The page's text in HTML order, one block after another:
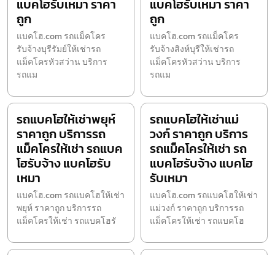
แบคโฮรับเหมา ราคา
ถูก
แบคโฮ.com รถแม็คโคร
รับจ้างบุรีรัมย์ให้เช่ารถ
แม็คโครหัวสว่าน บริการ
รถแม
แบคโฮรับเหมา ราคา
ถูก
แบคโฮ.com รถแม็คโคร
รับจ้างสิงห์บุรีให้เช่ารถ
แม็คโครหัวสว่าน บริการ
รถแม
รถแบคโฮให้เช่าพยุห์
ราคาถูก บริการรถ
แม็คโครให้เช่า รถแบค
โฮรับจ้าง แบคโฮรับ
เหมา
แบคโฮ.com รถแบคโฮให้เช่า
พยุห์ ราคาถูก บริการรถ
แม็คโครให้เช่า รถแบคโฮรั
รถแบคโฮให้เช่าแม่
วงก์ ราคาถูก บริการ
รถแม็คโครให้เช่า รถ
แบคโฮรับจ้าง แบคโฮ
รับเหมา
แบคโฮ.com รถแบคโฮให้เช่า
แม่วงก์ ราคาถูก บริการรถ
แม็คโครให้เช่า รถแบคโฮ